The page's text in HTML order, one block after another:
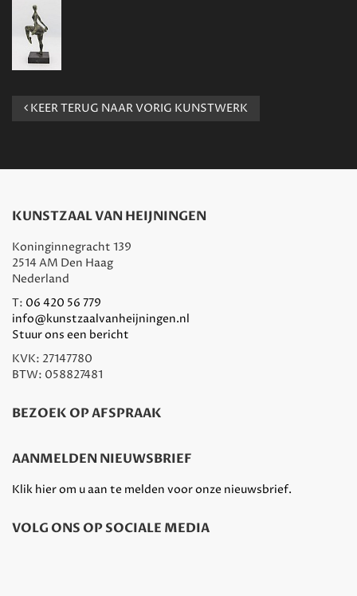
KEER TERUG NAAR VORIG KUNSTWERK
KUNSTZAAL VAN HEIJNINGEN
Koninginnegracht 139
2514 AM Den Haag
Nederland
T: 06 420 56 779
info@kunstzaalvanheijningen.nl
Stuur ons een bericht
KVK: 27147780
BTW: 058827481
BEZOEK OP AFSPRAAK
AANMELDEN NIEUWSBRIEF
Klik hier om u aan te melden voor onze nieuwsbrief.
VOLG ONS OP SOCIALE MEDIA